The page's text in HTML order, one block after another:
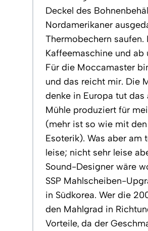
Deckel des
Nordamerikaner
Thermobechern
Kaffeemaschine und
Für die Moccamaster
und das reicht mir. Die
denke in Europa tut
Mühle produziert für
(mehr ist so wie mit
Esoterik). Was aber am
leise; nicht sehr leise
Sound-Designer wäre
SSP Mahlscheiben-
in Südkorea. Wer die
den Mahlgrad in
Vorteile, da der